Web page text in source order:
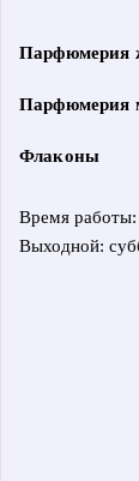
Парфюмерия
Парфюмерия
Флаконы
Время
Выходной: